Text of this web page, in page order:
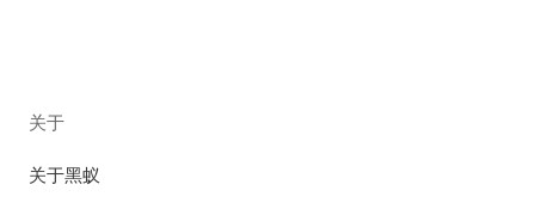
关于
关于黑蚁